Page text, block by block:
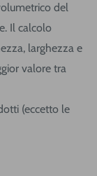
del
Il calcolo
larghezza e
valore tra
(eccetto le